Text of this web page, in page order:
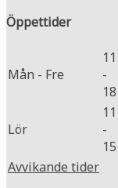
Öppettider
Mån - Fre
11
-
18
Lör
11
-
15
Avvikande tider